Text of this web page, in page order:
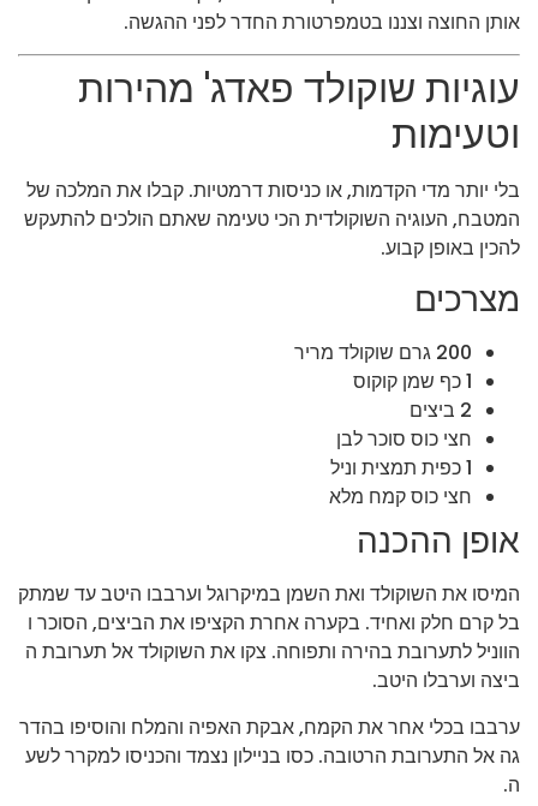
אותן החוצה וצננו בטמפרטורת החדר לפני ההגשה.
עוגיות שוקולד פאדג' מהירות
וטעימות
בלי יותר מדי הקדמות, או כניסות דרמטיות. קבלו את המלכה של
המטבח, העוגיה השוקולדית הכי טעימה שאתם הולכים להתעקש
להכין באופן קבוע.
מצרכים
200 גרם שוקולד מריר
1 כף שמן קוקוס
2 ביצים
חצי כוס סוכר לבן
1 כפית תמצית וניל
חצי כוס קמח מלא
אופן ההכנה
המיסו את השוקולד ואת השמן במיקרוגל וערבבו היטב עד שמתק
בל קרם חלק ואחיד. בקערה אחרת הקציפו את הביצים, הסוכר ו
הווניל לתערובת בהירה ותפוחה. צקו את השוקולד אל תערובת ה
ביצה וערבלו היטב.
ערבבו בכלי אחר את הקמח, אבקת האפיה והמלח והוסיפו בהדר
גה אל התערובת הרטובה. כסו בניילון נצמד והכניסו למקרר לשע
ה.